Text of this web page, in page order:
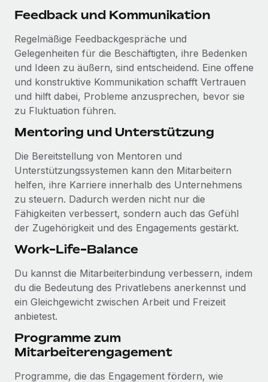
Feedback und Kommunikation
Regelmäßige Feedbackgespräche und
Gelegenheiten für die Beschäftigten, ihre Bedenken
und Ideen zu äußern, sind entscheidend. Eine offene
und konstruktive Kommunikation schafft Vertrauen
und hilft dabei, Probleme anzusprechen, bevor sie
zu Fluktuation führen.
Mentoring und Unterstützung
Die Bereitstellung von Mentoren und
Unterstützungssystemen kann den Mitarbeitern
helfen, ihre Karriere innerhalb des Unternehmens
zu steuern. Dadurch werden nicht nur die
Fähigkeiten verbessert, sondern auch das Gefühl
der Zugehörigkeit und des Engagements gestärkt.
Work-Life-Balance
Du kannst die Mitarbeiterbindung verbessern, indem
du die Bedeutung des Privatlebens anerkennst und
ein Gleichgewicht zwischen Arbeit und Freizeit
anbietest.
Programme zum
Mitarbeiterengagement
Programme, die das Engagement fördern, wie